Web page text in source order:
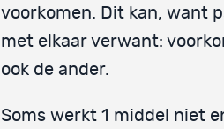
voorkomen. Dit kan, want
met elkaar verwant:
ook de ander.
Soms werkt 1 middel niet